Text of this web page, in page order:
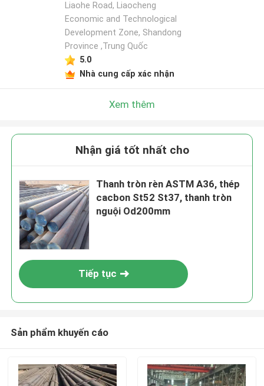
Liaohe Road, Liaocheng
Economic and Technological
Development Zone, Shandong
Province ,Trung Quốc
5.0
Nhà cung cấp xác nhận
Xem thêm
Nhận giá tốt nhất cho
Thanh tròn rèn ASTM A36, thép
cacbon St52 St37, thanh tròn
nguội Od200mm
Tiếp tục
Sản phẩm khuyến cáo